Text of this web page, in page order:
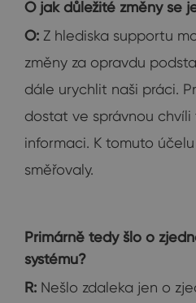
O jak důležité změny se
O: Z hlediska supportu
změny za opravdu
dále urychlit naši práci.
dostat ve správnou chvíli
informaci. K tomuto
směřovaly.
Primárně tedy šlo o
systému?
R: Nešlo zdaleka jen o